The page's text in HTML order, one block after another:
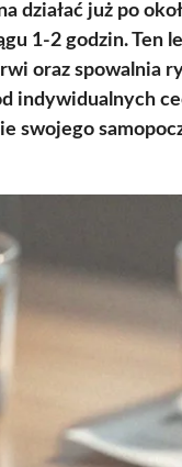
działać już po
1-2 godzin. Ten
oraz spowalnia
indywidualnych
swojego